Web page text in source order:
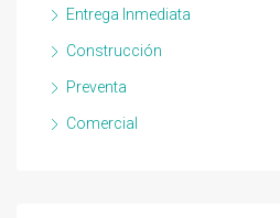
Entrega Inmediata
Construcción
Preventa
Comercial